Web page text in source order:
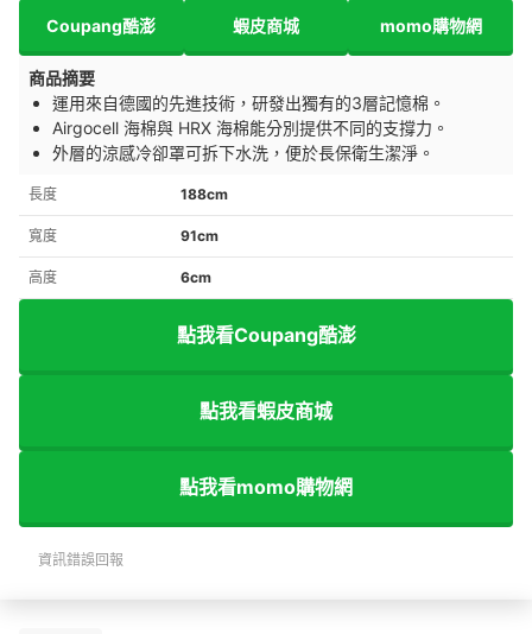
Coupang酷澎 蝦皮商城 momo購物網
商品摘要
運用來自德國的先進技術，研發出獨有的3層記憶棉。
Airgocell 海棉與 HRX 海棉能分別提供不同的支撐力。
外層的涼感冷卻罩可拆下水洗，便於長保衛生潔淨。
長度 188cm
寬度 91cm
高度 6cm
點我看Coupang酷澎
點我看蝦皮商城
點我看momo購物網
資訊錯誤回報